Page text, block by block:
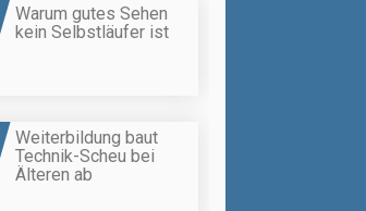
Warum gutes Sehen
kein Selbstläufer ist
Weiterbildung baut
Technik-Scheu bei
Älteren ab